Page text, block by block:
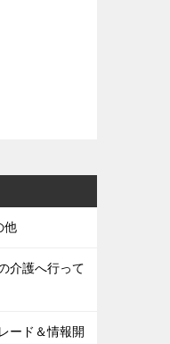
他
介護へ行って
ード＆情報開